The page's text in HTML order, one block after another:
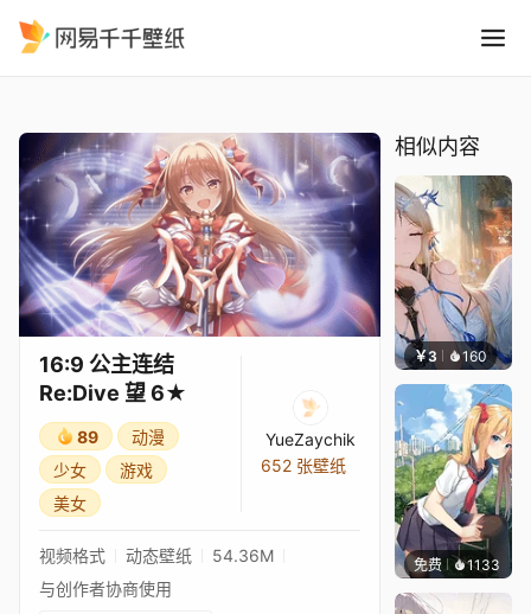
16:9 公主连结
Re:Dive 望 6★
89
动漫
少女
游戏
美女
YueZaychik
652 张壁纸
视频格式 动态壁纸
54.36M
与创作者协商使用
相似内容
￥3 160 豆子
免费 1133